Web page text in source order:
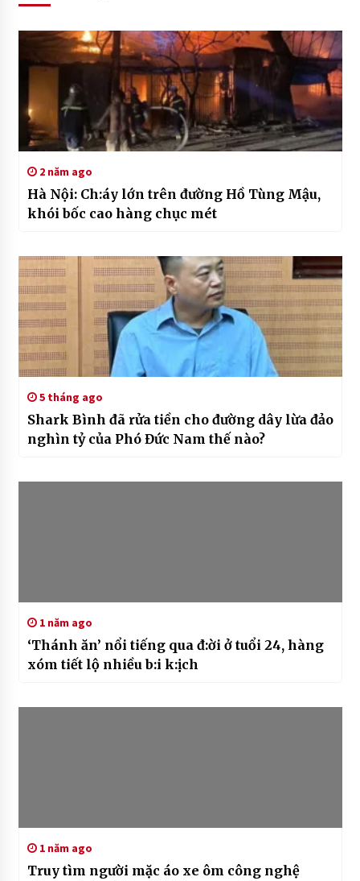
2 năm ago
Hà Nội: Ch:áy lớn trên đường Hồ Tùng Mậu,
khói bốc cao hàng chục mét
5 tháng ago
Shark Bình đã rửa tiền cho đường dây lừa đảo
nghìn tỷ của Phó Đức Nam thế nào?
1 năm ago
‘Thánh ăn’ nổi tiếng qua đ:ời ở tuổi 24, hàng
xóm tiết lộ nhiều b:i k:ịch
1 năm ago
Truy tìm người mặc áo xe ôm công nghệ